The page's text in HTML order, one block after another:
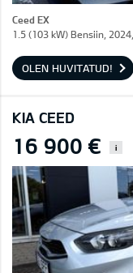
Ceed EX
1.5 (103 kW) Bensiin,
OLEN HUVITATUD!
KIA CEED
16 900 € i